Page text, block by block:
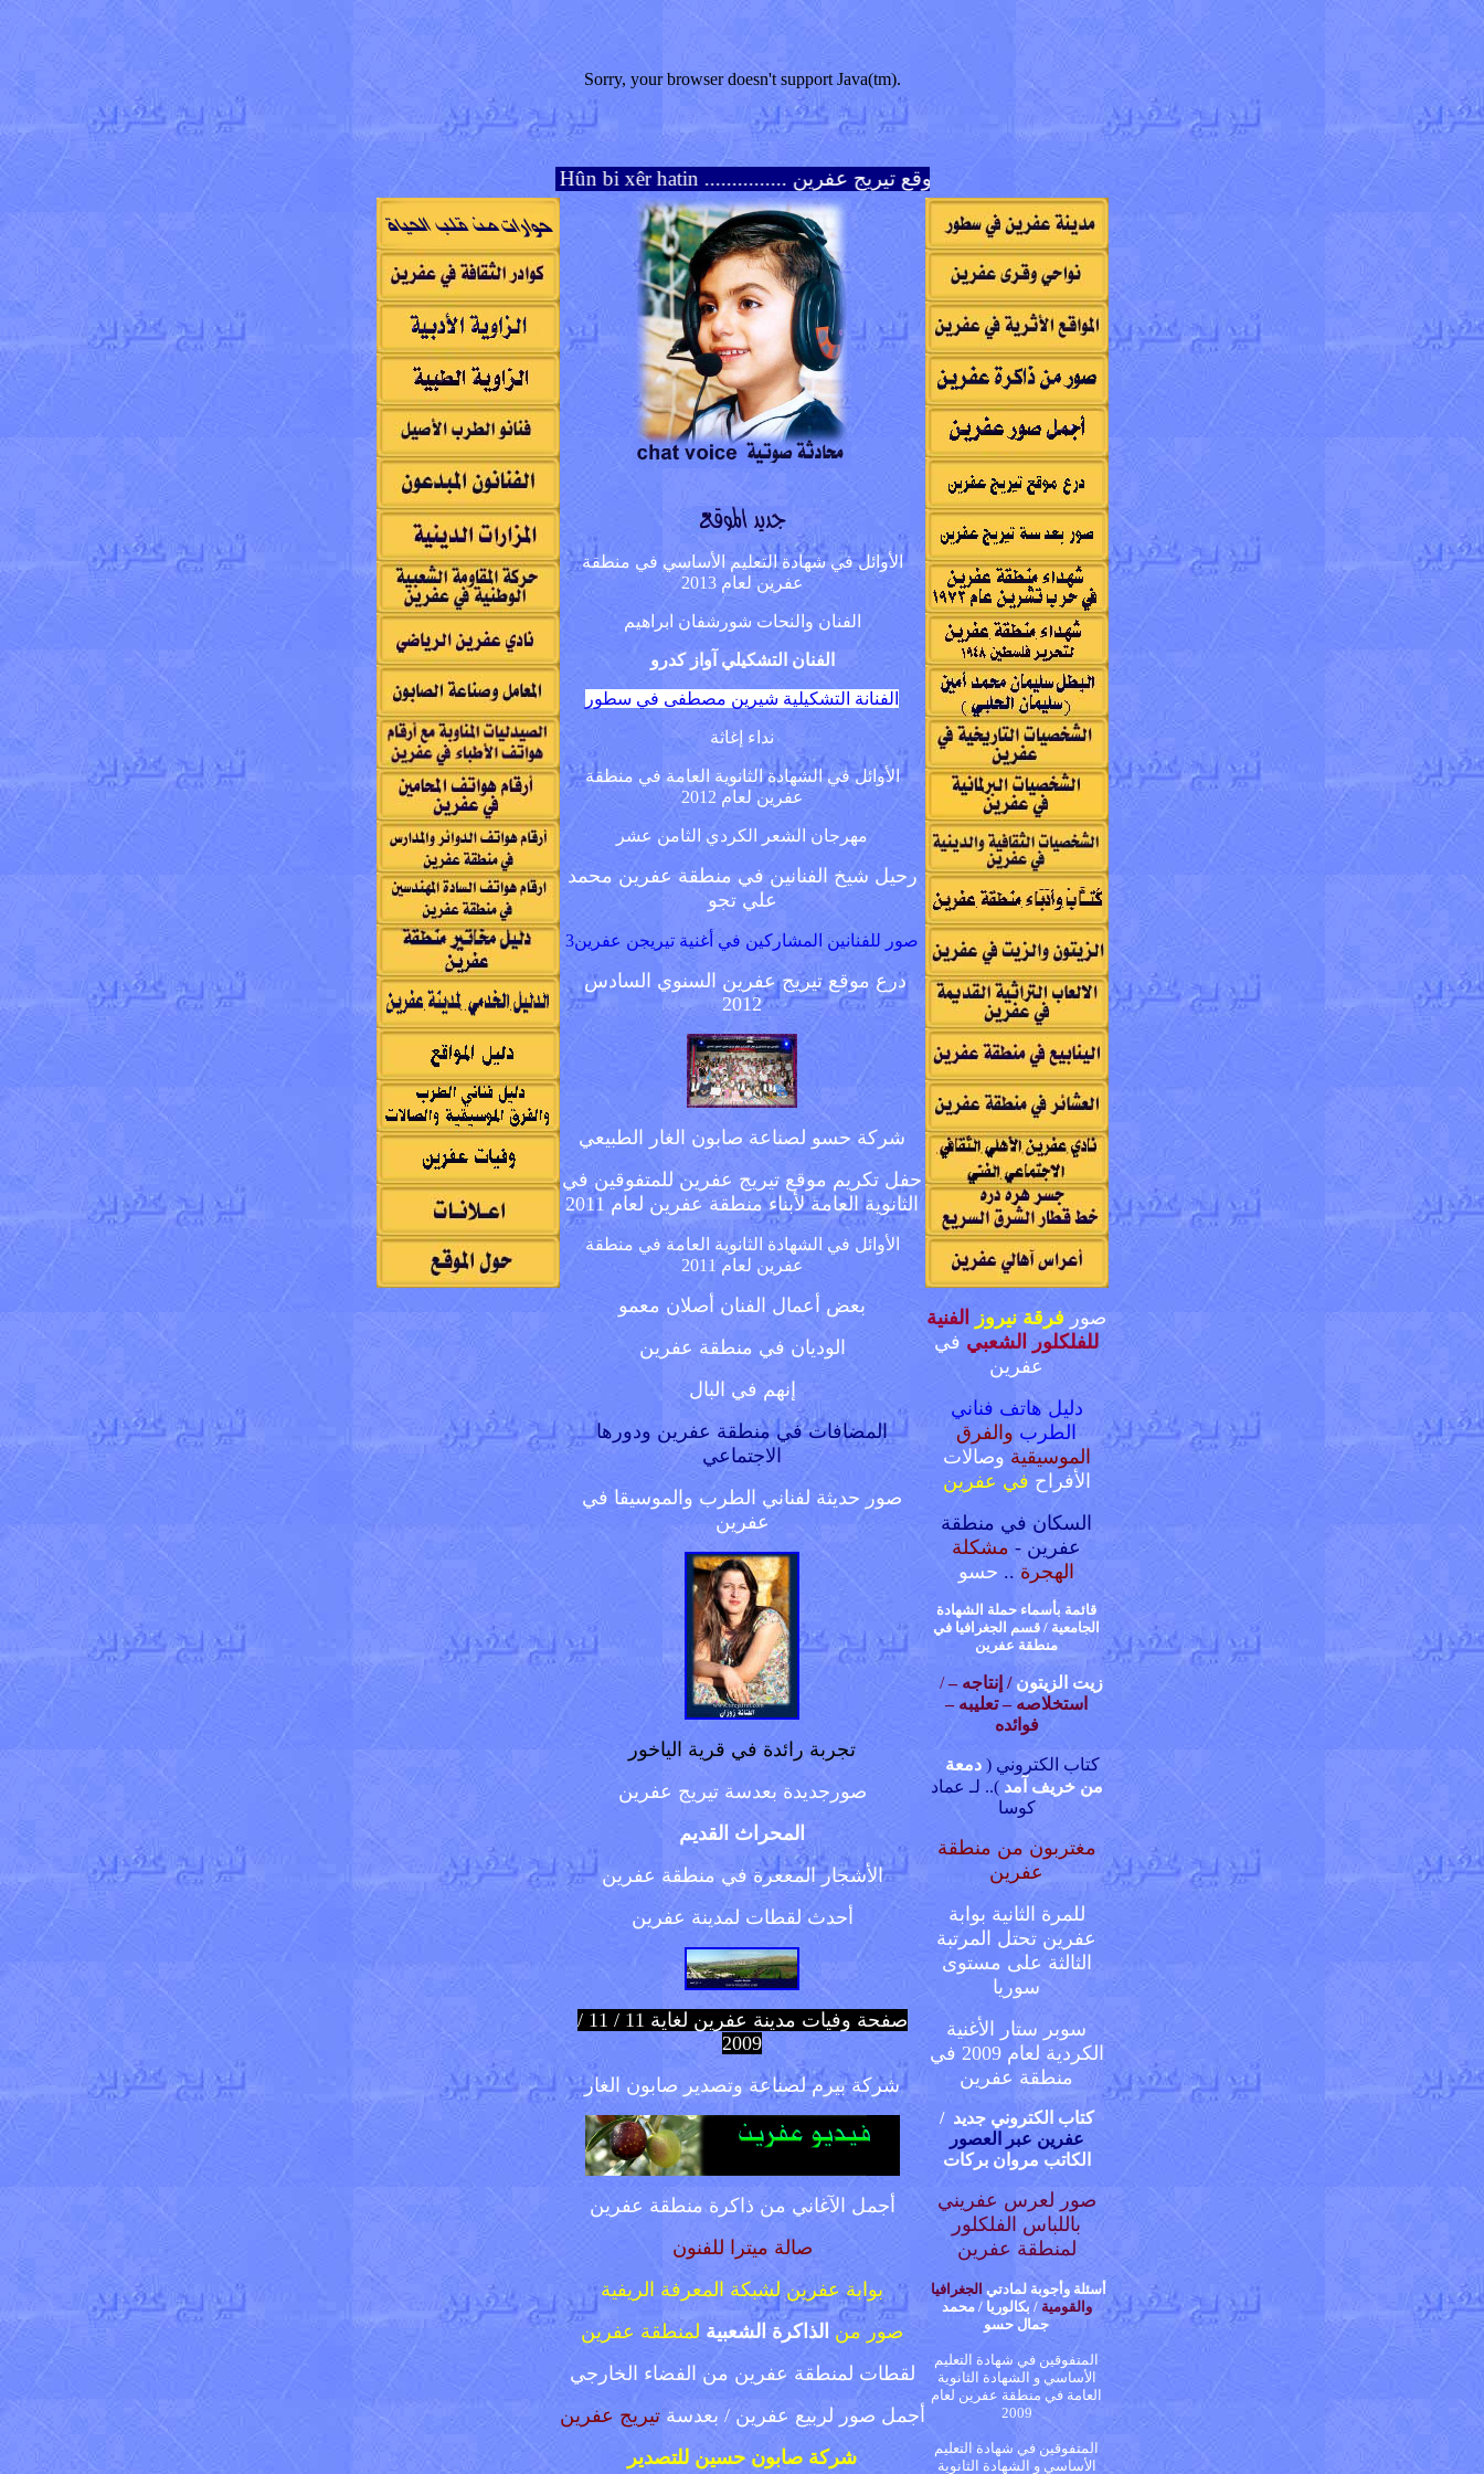
Sorry, your browser doesn't support Java(tm).
الأوائلفيشهادة التعليم الأساسي في منطقة
عفرين لعام 20
13
الفنان والنحات شورشفان ابراهيم
الفنان التشكيلي آواز كدرو
الفنانة التشكيلية شيرين مصطفى في سطور
نداء إغاثة
الأوائلفيالشهادة الثانوية العامة في منطقة
عفرين لعام 20
1 2
مهرجان الشعر الكردي الثامن عشر
رحيل شيخ الفنانين في منطقة عفرين محمد
علي تجو
صور للفنانين المشاركين في أغنية تيريجن عفرين3
درع موقع تيريج عفرين السنوي السادس
2012
شركة حسو لصناعة صابون الغار الطبيعي
حفل تكريم موقع تيريج عفرين للمتفوقين في
الثانوية العامة لأبناء منطقة عفرين لعام 2011
الأوائل في الشهادة الثانوية العامة في منطقة
عفرين لعام 20 11
بعض أعمال الفنان أصلان معمو
الوديان في منطقة عفرين
إنهم في البال
المضافات في منطقة عفرين ودورها
الاجتماعي
صور حديثة لفناني الطرب والموسيقا في
عفرين
تجربة رائدة في قرية الياخور
صورجديدة بعدسة تيريج عفرين
المحراث القديم
الأشجار المععرة في منطقة عفرين
أحدث لقطات لمدينة عفرين
صفحة وفيات مدينة عفرين لغاية 11
/
1
1 /
2009
شركة بيرم لصناعة وتصدير صابون الغار
أجمل الآغاني من ذاكرة منطقة عفرين
صالة ميترا للفنون
بوابة عفرين لشبكة المعرفة الريفية
صور من الذاكرة الشعبية لمنطقة عفرين
لقطات لمنطقة عفرين من الفضاء الخارجي
أجمل صور لربيع عفرين / بعدسةتيريج عفرين
شركة صابون حسين للتصدير
صور فرقة نيروز
الفنية
للفلكلور الشعبي في
عفرين
دليل هاتف فناني
الطرب والفرق
الموسيقية وصالات
الأفراح في عفرين
السكان في منطقة
عفرين - مشكلة
الهجرة .. حسو
قائمة بأسماء حملة الشهادة
الجامعية / قسم الجغرافيا في
منطقة عفرين
/ زيت الزيتون / إنتاجه –
استخلاصه – تعليبه –
فوائده
كتاب الكتروني (دمعة
من خريف آمد).. لـ عماد
كوسا
مغتربون من منطقة
عفرين
للمرة الثانية بوابة
عفرين تحتل المرتبة
الثالثة على مستوى
سوريا
سوبر ستار الأغنية
الكردية لعام 2009 في
منطقة عفرين
كتاب الكتروني جديد /
عفرين عبر العصور
الكاتب مروان بركات
صور لعرس عفريني
باللباس الفلكلور
لمنطقة عفرين
أسئلة وأجوبة لمادتي الجغرافيا
والقومية / بكالوريا /محمد
جمال حسو
المتفوقين في شهادة التعليم
الأساسي و الشهادة الثانوية
العامة في منطقة عفرين لعام
2009
المتفوقين في شهادة التعليم
الأساسي و الشهادة الثانوية